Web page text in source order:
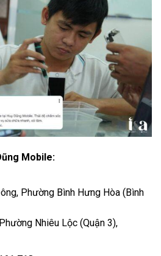
Mobile:
Phường Bình Hưng Hòa (Bình
Nhiêu Lộc (Quận 3),